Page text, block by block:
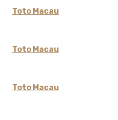
Toto Macau
Toto Macau
Toto Macau